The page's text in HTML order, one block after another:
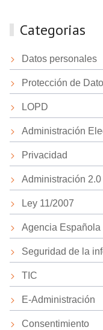
Categorias
Datos personales
Protección de
LOPD
Administración
Privacidad
Administración 2.0
Ley 11/2007
Agencia
Seguridad de la
TIC
E-Administración
Consentimiento